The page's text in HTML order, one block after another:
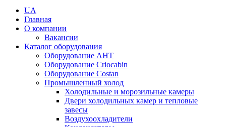
UA
Главная
О компании
Вакансии
Каталог оборудования
Оборудование AHT
Оборудование Criocabin
Оборудование Costan
Промышленный холод
Холодильные и морозильные камеры
Двери холодильных камер и тепловые
завесы
Воздухоохладители